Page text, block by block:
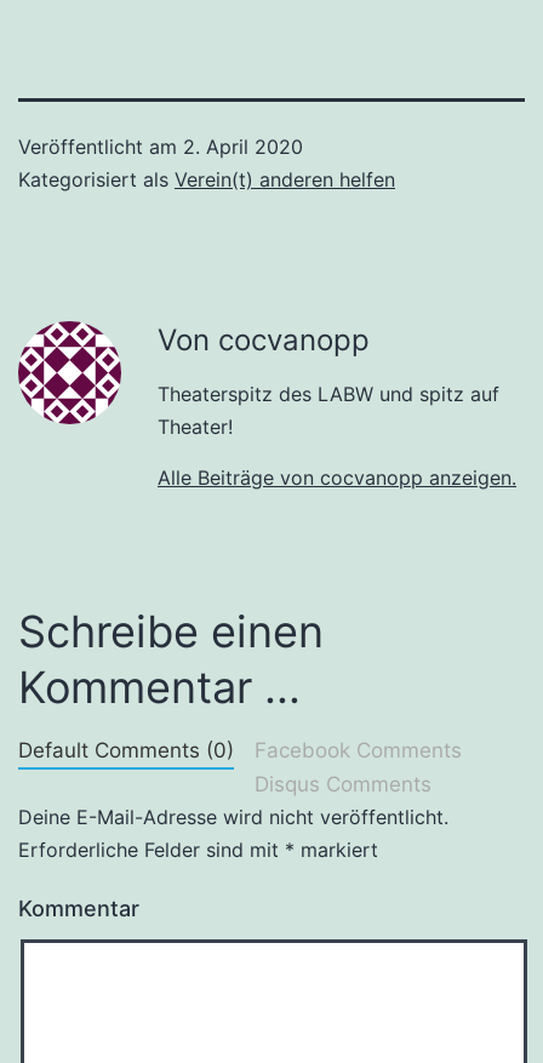
Veröffentlicht am 2. April 2020
Kategorisiert als Verein(t) anderen helfen
Von cocvanopp
Theaterspitz des LABW und spitz auf
Theater!
Alle Beiträge von cocvanopp anzeigen.
Schreibe einen
Kommentar ...
Default Comments (0)
Facebook Comments
Disqus Comments
Deine E-Mail-Adresse wird nicht veröffentlicht.
Erforderliche Felder sind mit * markiert
Kommentar